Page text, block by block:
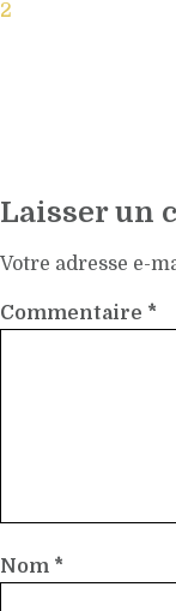
2
Laisser un
Votre adresse e-
Commentaire *
Nom *